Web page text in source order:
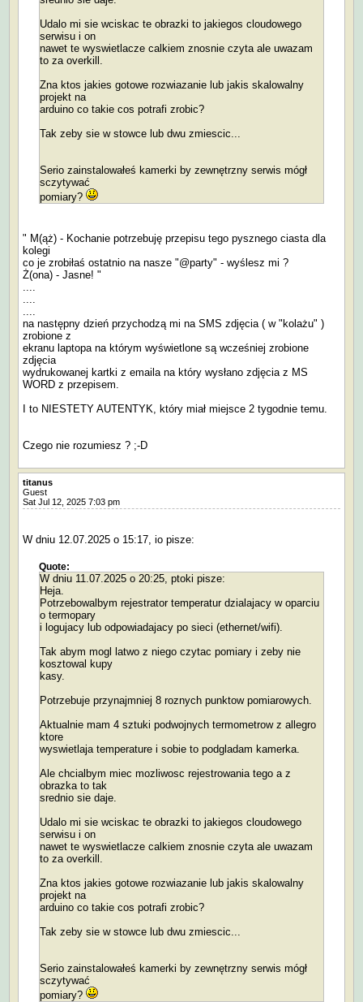
Udalo mi sie wciskac te obrazki to jakiegos cloudowego
serwisu i on
nawet te wyswietlacze calkiem znosnie czyta ale uwazam
to za overkill.
Zna ktos jakies gotowe rozwiazanie lub jakis skalowalny
projekt na
arduino co takie cos potrafi zrobic?
Tak zeby sie w stowce lub dwu zmiescic...
Serio zainstalowałeś kamerki by zewnętrzny serwis mógł
sczytywać
pomiary?
" M(ąż) - Kochanie potrzebuję przepisu tego pysznego ciasta dla
kolegi
co je zrobiłaś ostatnio na nasze "@party" - wyślesz mi ?
Ż(ona) - Jasne! "
na następny dzień przychodzą mi na SMS zdjęcia ( w "kolażu" )
zrobione z
ekranu laptopa na którym wyświetlone są wcześniej zrobione
zdjęcia
wydrukowanej kartki z emaila na który wysłano zdjęcia z MS
WORD z przepisem.
I to NIESTETY AUTENTYK, który miał miejsce 2 tygodnie temu.
Czego nie rozumiesz ? ;-D
titanus
Guest
Sat Jul 12, 2025 7:03 pm
W dniu 12.07.2025 o 15:17, io pisze:
Quote:
W dniu 11.07.2025 o 20:25, ptoki pisze:
Heja.
Potrzebowalbym rejestrator temperatur dzialajacy w oparciu
o termopary
i logujacy lub odpowiadajacy po sieci (ethernet/wifi).
Tak abym mogl latwo z niego czytac pomiary i zeby nie
kosztowal kupy
kasy.
Potrzebuje przynajmniej 8 roznych punktow pomiarowych.
Aktualnie mam 4 sztuki podwojnych termometrow z allegro
ktore
wyswietlaja temperature i sobie to podgladam kamerka.
Ale chcialbym miec mozliwosc rejestrowania tego a z
obrazka to tak
srednio sie daje.
Udalo mi sie wciskac te obrazki to jakiegos cloudowego
serwisu i on
nawet te wyswietlacze calkiem znosnie czyta ale uwazam
to za overkill.
Zna ktos jakies gotowe rozwiazanie lub jakis skalowalny
projekt na
arduino co takie cos potrafi zrobic?
Tak zeby sie w stowce lub dwu zmiescic...
Serio zainstalowałeś kamerki by zewnętrzny serwis mógł
sczytywać
pomiary?